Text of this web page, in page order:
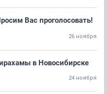
Вас проголосовать!
26 ноября
в Новосибирске
24 ноября